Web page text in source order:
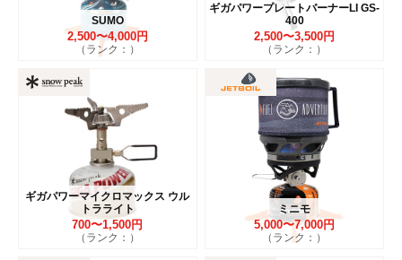
SUMO
2,500〜4,000円
（ランク：）
ギガパワープレートバーナーLI GS-
400
2,500〜3,500円
（ランク：）
ギガパワーマイクロマックス ウル
トラライト
700〜1,500円
（ランク：）
ミニモ
5,000〜7,000円
（ランク：）